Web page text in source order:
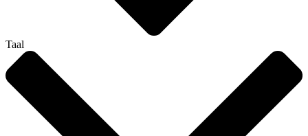
Taal